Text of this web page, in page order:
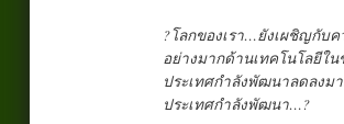
?โลกของเรา…ยังเผชิญกับ
อย่างมากด้านเทคโนโลยีใ
ประเทศกำลังพัฒนาลดลงม
ประเทศกำลังพัฒนา…?